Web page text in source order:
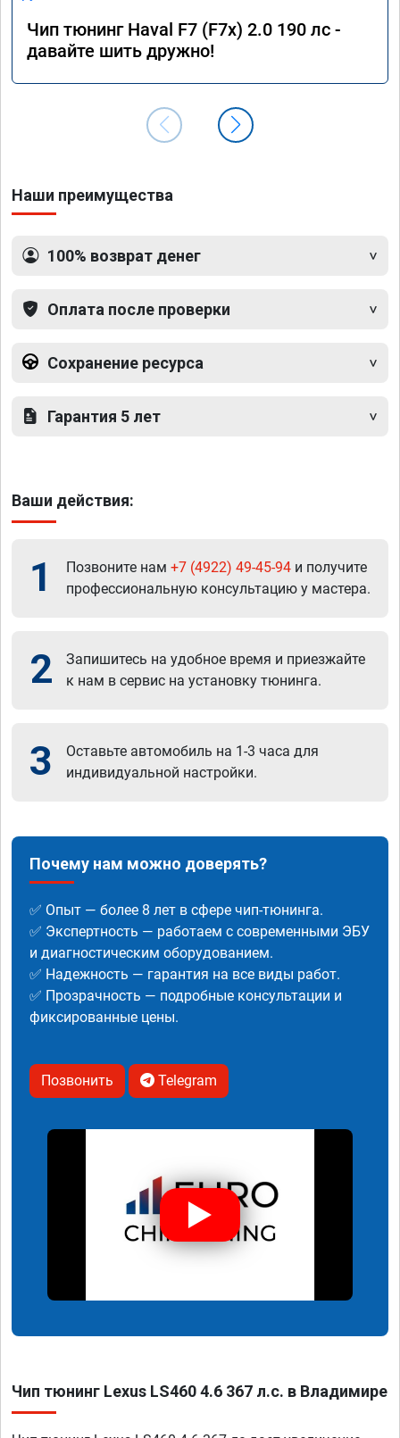
Чип тюнинг Haval F7 (F7x) 2.0 190 лс -
давайте шить дружно!
Наши преимущества
100% возврат денег
Оплата после проверки
Сохранение ресурса
Гарантия 5 лет
Ваши действия:
1 Позвоните нам +7 (4922) 49-45-94 и получите
профессиональную консультацию у мастера.
2
Запишитесь на удобное время и приезжайте
к нам в сервис на установку тюнинга.
3
Оставьте автомобиль на 1-3 часа для
индивидуальной настройки.
Почему нам можно доверять?
✅ Опыт — более 8 лет в сфере чип-тюнинга.
✅ Экспертность — работаем с современными ЭБУ
и диагностическим оборудованием.
✅ Надежность — гарантия на все виды работ.
✅ Прозрачность — подробные консультации и
фиксированные цены.
Позвонить Telegram
Чип тюнинг Lexus LS460 4.6 367 л.с. в Владимире